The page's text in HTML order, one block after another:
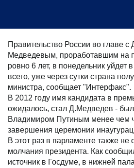
Правительство России во главе с
Медведевым, проработавшим на
ровно 6 лет, в понедельник уйдет
всего, уже через сутки страна
министра, сообщает "Интерфакс".
В 2012 году имя кандидата в
ожидалось, стал Д.Медведев -
Владимиром Путиным менее чем
завершения церемонии
В этот раз в парламенте также не
молчания президента. Как
источник в Госдуме, в нижней